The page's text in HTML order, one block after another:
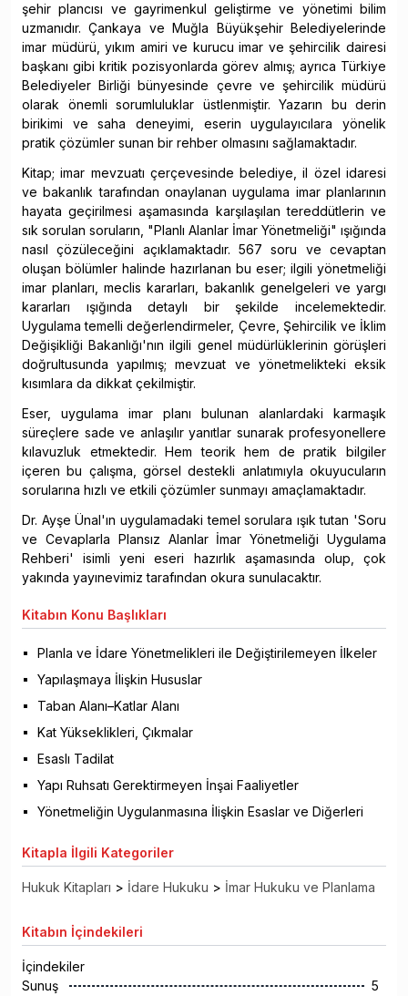
şehir plancısı ve gayrimenkul geliştirme ve yönetimi bilim
uzmanıdır. Çankaya ve Muğla Büyükşehir Belediyelerinde
imar müdürü, yıkım amiri ve kurucu imar ve şehircilik dairesi
başkanı gibi kritik pozisyonlarda görev almış; ayrıca Türkiye
Belediyeler Birliği bünyesinde çevre ve şehircilik müdürü
olarak önemli sorumluluklar üstlenmiştir. Yazarın bu derin
birikimi ve saha deneyimi, eserin uygulayıcılara yönelik
pratik çözümler sunan bir rehber olmasını sağlamaktadır.
Kitap; imar mevzuatı çerçevesinde belediye, il özel idaresi
ve bakanlık tarafından onaylanan uygulama imar planlarının
hayata geçirilmesi aşamasında karşılaşılan tereddütlerin ve
sık sorulan soruların, "Planlı Alanlar İmar Yönetmeliği" ışığında
nasıl çözüleceğini açıklamaktadır. 567 soru ve cevaptan
oluşan bölümler halinde hazırlanan bu eser; ilgili yönetmeliği
imar planları, meclis kararları, bakanlık genelgeleri ve yargı
kararları ışığında detaylı bir şekilde incelemektedir.
Uygulama temelli değerlendirmeler, Çevre, Şehircilik ve İklim
Değişikliği Bakanlığı'nın ilgili genel müdürlüklerinin görüşleri
doğrultusunda yapılmış; mevzuat ve yönetmelikteki eksik
kısımlara da dikkat çekilmiştir.
Eser, uygulama imar planı bulunan alanlardaki karmaşık
süreçlere sade ve anlaşılır yanıtlar sunarak profesyonellere
kılavuzluk etmektedir. Hem teorik hem de pratik bilgiler
içeren bu çalışma, görsel destekli anlatımıyla okuyucuların
sorularına hızlı ve etkili çözümler sunmayı amaçlamaktadır.
Dr. Ayşe Ünal'ın uygulamadaki temel sorulara ışık tutan 'Soru
ve Cevaplarla Plansız Alanlar İmar Yönetmeliği Uygulama
Rehberi' isimli yeni eseri hazırlık aşamasında olup, çok
yakında yayınevimiz tarafından okura sunulacaktır.
Kitabın Konu Başlıkları
Planla ve İdare Yönetmelikleri ile Değiştirilemeyen İlkeler
Yapılaşmaya İlişkin Hususlar
Taban Alanı–Katlar Alanı
Kat Yükseklikleri, Çıkmalar
Esaslı Tadilat
Yapı Ruhsatı Gerektirmeyen İnşai Faaliyetler
Yönetmeliğin Uygulanmasına İlişkin Esaslar ve Diğerleri
Kitapla İlgili Kategoriler
Hukuk Kitapları > İdare Hukuku > İmar Hukuku ve Planlama
Kitabın İçindekileri
İçindekiler
Sunuş
5